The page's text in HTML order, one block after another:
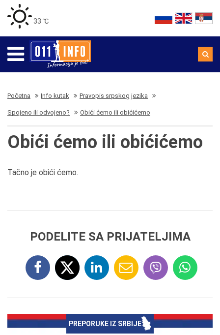
33 ℃
Početna Info kutak Pravopis srpskog jezika
Spojeno ili odvojeno? Obići ćemo ili obićićemo
Obići ćemo ili obićićemo
Tačno je obići ćemo.
PODELITE SA PRIJATELJIMA
PREPORUKE IZ SRBIJE